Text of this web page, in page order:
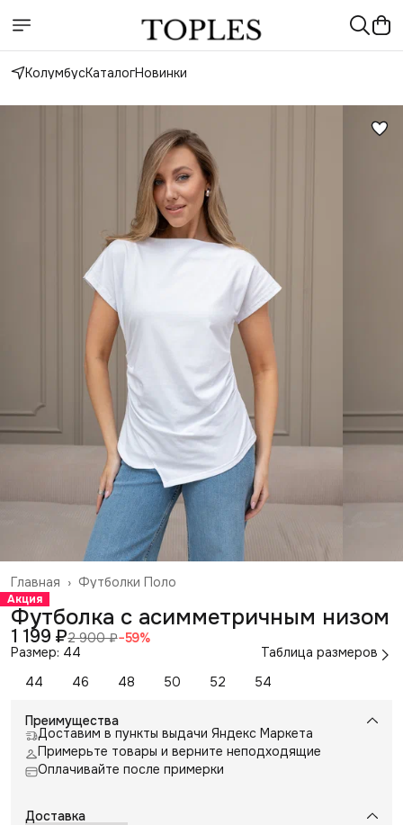
КолумбусКаталогНовинки
Футболки Поло
Главная ›
Акция
Футболка с асимметричным низом
1 199 ₽2 900 ₽−59%
Размер: 44
Таблица размеров
44
46 48 50 52 54
Преимущества
Доставим в пункты выдачи Яндекс Маркета
Примерьте товары и верните неподходящие
Оплачивайте после примерки
Доставка